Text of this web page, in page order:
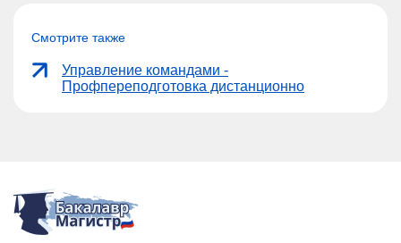
Смотрите также
Управление командами -
Профпереподготовка дистанционно